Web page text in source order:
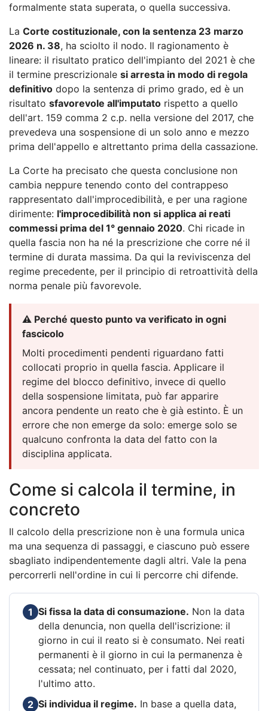
formalmente stata superata, o quella successiva.
La Corte costituzionale, con la sentenza 23 marzo
2026 n. 38, ha sciolto il nodo. Il ragionamento è
lineare: il risultato pratico dell'impianto del 2021 è che
il termine prescrizionale si arresta in modo di regola
definitivo dopo la sentenza di primo grado, ed è un
risultato sfavorevole all'imputato rispetto a quello
dell'art. 159 comma 2 c.p. nella versione del 2017, che
prevedeva una sospensione di un solo anno e mezzo
prima dell'appello e altrettanto prima della cassazione.
La Corte ha precisato che questa conclusione non
cambia neppure tenendo conto del contrappeso
rappresentato dall'improcedibilità, e per una ragione
dirimente: l'improcedibilità non si applica ai reati
commessi prima del 1° gennaio 2020. Chi ricade in
quella fascia non ha né la prescrizione che corre né il
termine di durata massima. Da qui la reviviscenza del
regime precedente, per il principio di retroattività della
norma penale più favorevole.
⚠️ Perché questo punto va verificato in ogni
fascicolo
Molti procedimenti pendenti riguardano fatti
collocati proprio in quella fascia. Applicare il
regime del blocco definitivo, invece di quello
della sospensione limitata, può far apparire
ancora pendente un reato che è già estinto. È un
errore che non emerge da solo: emerge solo se
qualcuno confronta la data del fatto con la
disciplina applicata.
Come si calcola il termine, in
concreto
Il calcolo della prescrizione non è una formula unica
ma una sequenza di passaggi, e ciascuno può essere
sbagliato indipendentemente dagli altri. Vale la pena
percorrerli nell'ordine in cui li percorre chi difende.
1 Si fissa la data di consumazione. Non la data
della denuncia, non quella dell'iscrizione: il
giorno in cui il reato si è consumato. Nei reati
permanenti è il giorno in cui la permanenza è
cessata; nel continuato, per i fatti dal 2020,
l'ultimo atto.
2 Si individua il regime. In base a quella data,